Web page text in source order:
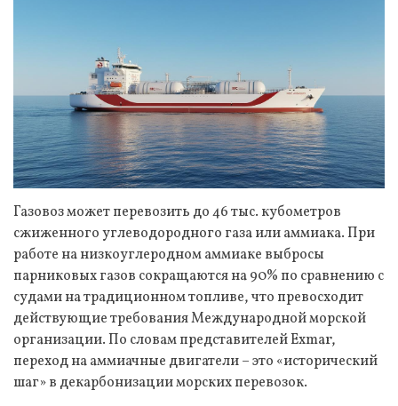
Газовоз может перевозить до 46 тыс. кубометров
сжиженного углеводородного газа или аммиака. При
работе на низкоуглеродном аммиаке выбросы
парниковых газов сокращаются на 90% по сравнению с
судами на традиционном топливе, что превосходит
действующие требования Международной морской
организации. По словам представителей Exmar,
переход на аммиачные двигатели – это «исторический
шаг» в декарбонизации морских перевозок.